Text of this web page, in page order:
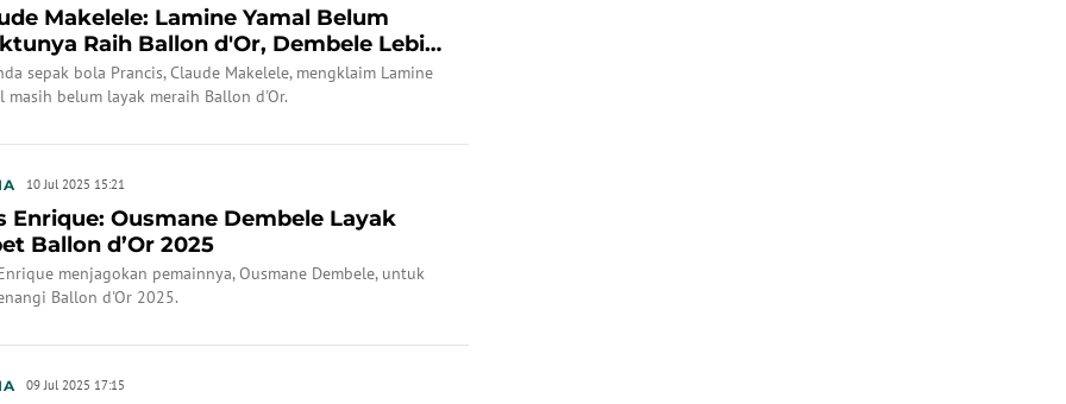
Makelele: Lamine Yamal Belum
Raih Ballon d'Or, Dembele Lebih
sepak bola Prancis, Claude Makelele, mengklaim Lamine
masih belum layak meraih Ballon d'Or.
10 Jul 2025 15:21
Enrique: Ousmane Dembele Layak
Ballon d’Or 2025
menjagokan pemainnya, Ousmane Dembele, untuk
Ballon d'Or 2025.
09 Jul 2025 17:15